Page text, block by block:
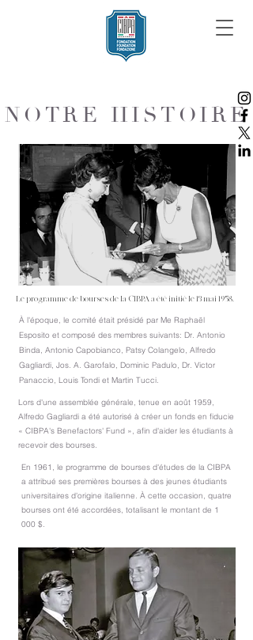
NOTRE HISTOIRE
Le programme de bourses de la CIBPA a été initié le 13 mai 1958.
À l'époque, le comité était présidé par Me Raphaël
Esposito et composé des membres suivants: Dr. Antonio
Binda, Antonio Capobianco, Patsy Colangelo, Alfredo
Gagliardi, Jos. A. Garofalo, Dominic Padulo, Dr. Victor
Panaccio, Louis Tondi et Martin Tucci.
Lors d'une assemblée générale, tenue en août 1959,
Alfredo Gagliardi a été autorisé à créer un fonds en fiducie
« CIBPA's Benefactors' Fund », afin d'aider les étudiants à
recevoir des bourses.
En 1961, le programme de bourses d'études de la CIBPA
a attribué ses premières bourses à des jeunes étudiants
universitaires d'origine italienne. À cette occasion, quatre
bourses ont été accordées, totalisant le montant de 1
000 $.